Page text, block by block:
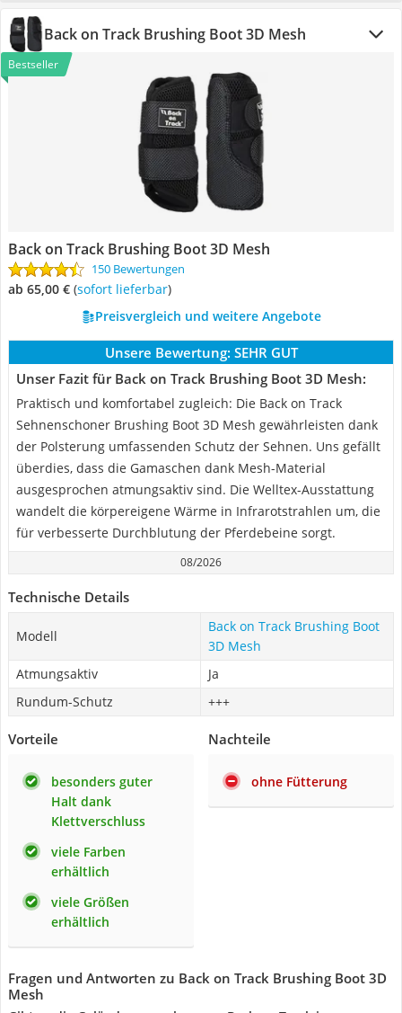
Back on Track Brushing Boot 3D Mesh
Bestseller
Back on Track Brushing Boot 3D Mesh
150 Bewertungen
ab 65,00 € ( Sofort lieferbar)
Preisvergleich und weitere Angebote
Unsere Bewertung: SEHR GUT
Unser Fazit für Back on Track Brushing Boot 3D Mesh:
Praktisch und komfortabel zugleich: Die Back on Track
Sehnenschoner Brushing Boot 3D Mesh gewährleisten dank
der Polsterung umfassenden Schutz der Sehnen. Uns gefällt
überdies, dass die Gamaschen dank Mesh-Material
ausgesprochen atmungsaktiv sind. Die Welltex-Ausstattung
wandelt die körpereigene Wärme in Infrarotstrahlen um, die
für verbesserte Durchblutung der Pferdebeine sorgt.
08/2026
Technische Details
Modell
Back on Track Brushing Boot
3D Mesh
Atmungsaktiv
Ja
Rundum-Schutz
+++
Vorteile
besonders guter
Halt dank
Klettverschluss
viele Farben
erhältlich
viele Größen
erhältlich
Nachteile
ohne Fütterung
Fragen und Antworten zu Back on Track Brushing Boot 3D
Mesh